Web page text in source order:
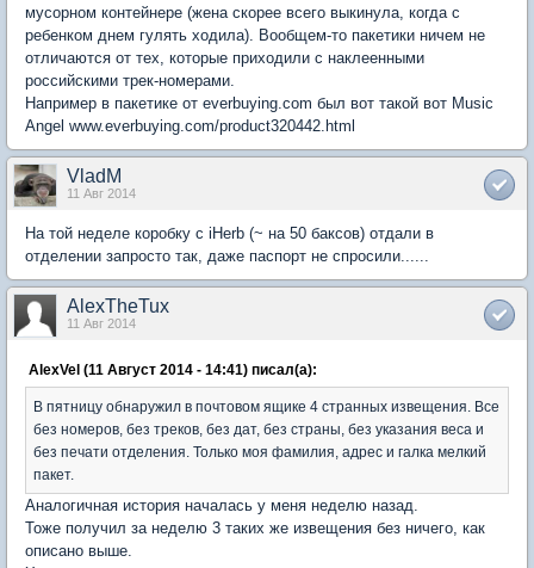
мусорном контейнере (жена скорее всего выкинула, когда с
ребенком днем гулять ходила). Вообщем-то пакетики ничем не
отличаются от тех, которые приходили с наклеенными
российскими трек-номерами.
Например в пакетике от everbuying.com был вот такой вот Music
Angel www.everbuying.com/product320442.html
VladM
11 Авг 2014
На той неделе коробку с iHerb (~ на 50 баксов) отдали в
отделении запросто так, даже паспорт не спросили......
AlexTheTux
11 Авг 2014
AlexVel (11 Август 2014 - 14:41) писал(а):
В пятницу обнаружил в почтовом ящике 4 странных извещения. Все
без номеров, без треков, без дат, без страны, без указания веса и
без печати отделения. Только моя фамилия, адрес и галка мелкий
пакет.
Аналогичная история началась у меня неделю назад.
Тоже получил за неделю 3 таких же извещения без ничего, как
описано выше.